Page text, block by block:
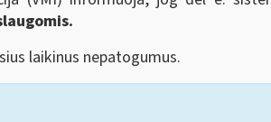
laikinus nepatogumus.